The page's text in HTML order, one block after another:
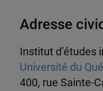
Adresse
Institut d’études
Université du
400, rue Sainte-